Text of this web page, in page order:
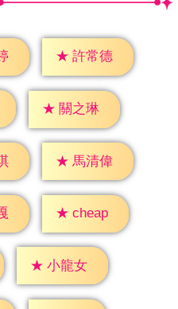
★ 許常德
★ 關之琳
★ 馬清偉
★ cheap
★ 小龍女